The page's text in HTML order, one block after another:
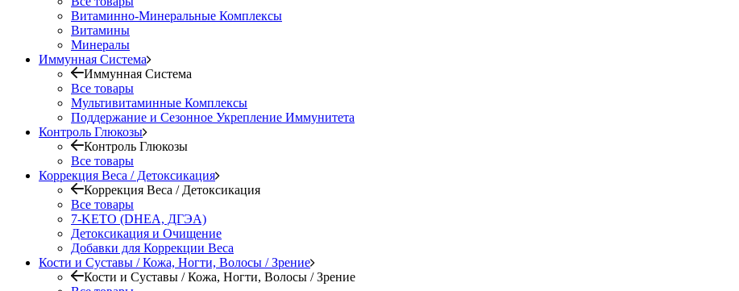
Витаминно-Минеральные Комплексы
Витамины
Минералы
Иммунная Система
Иммунная Система
Все товары
Мультивитаминные Комплексы
Поддержание и Сезонное Укрепление Иммунитета
Контроль Глюкозы
Контроль Глюкозы
Все товары
Коррекция Веса / Детоксикация
Коррекция Веса / Детоксикация
Все товары
7-KETO (DHEA, ДГЭА)
Детоксикация и Очищение
Добавки для Коррекции Веса
Кости и Суставы / Кожа, Ногти, Волосы / Зрение
Кости и Суставы / Кожа, Ногти, Волосы / Зрение